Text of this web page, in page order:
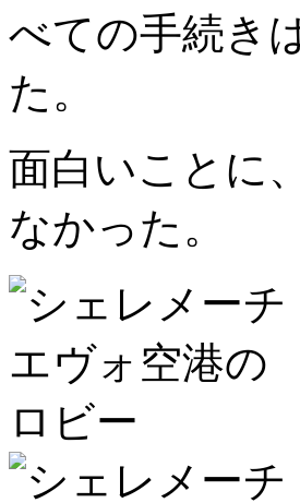
べての手続き
た。
面白いことに
なかった。